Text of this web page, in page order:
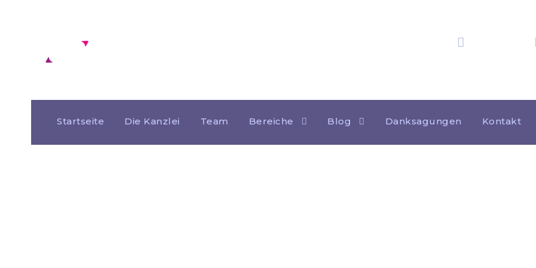
Startseite Die Kanzlei Team Bereiche Blog Danksagungen Kontakt